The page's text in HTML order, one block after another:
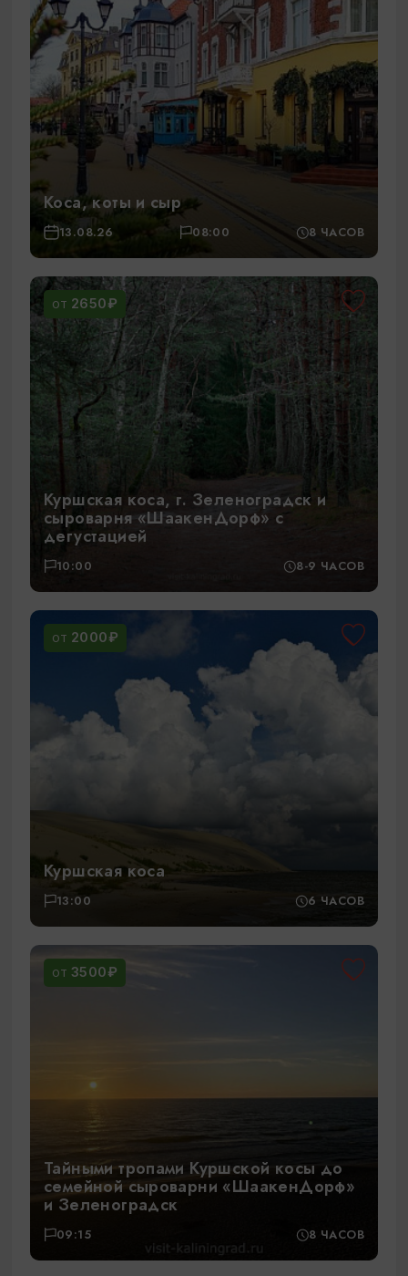
Коса, коты и сыр
13.08.26 08:00 8 ЧАСОВ
ОТ 2650₽
Куршская коса, г. Зеленоградск и
сыроварня «ШаакенДорф» с
дегустацией
10:00 8-9 ЧАСОВ
ОТ 2000₽
Куршская коса
13:00 6 ЧАСОВ
ОТ 3500₽
Тайными тропами Куршской косы до
семейной сыроварни «ШаакенДорф»
и Зеленоградск
09:15 8 ЧАСОВ